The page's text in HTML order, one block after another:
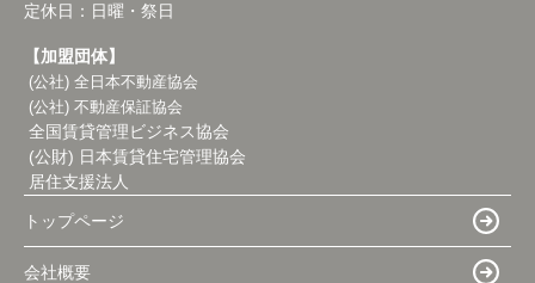
定休日： 日曜・祭日
【加盟団体】
(公社) 全日本不動産協会
(公社) 不動産保証協会
全国賃貸管理ビジネス協会
(公財) 日本賃貸住宅管理協会
居住支援法人
トップページ
会社概要